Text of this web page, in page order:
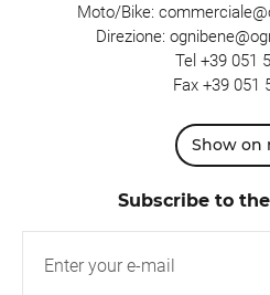
Moto/Bike:
Direzione:
Tel +39 051
Fax +39 051
Show on
Subscribe to